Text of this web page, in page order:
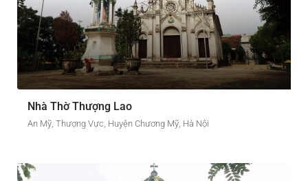
Nhà Thờ Thượng Lao
An Mỹ, Thượng Vực, Huyện Chương Mỹ, Hà Nội